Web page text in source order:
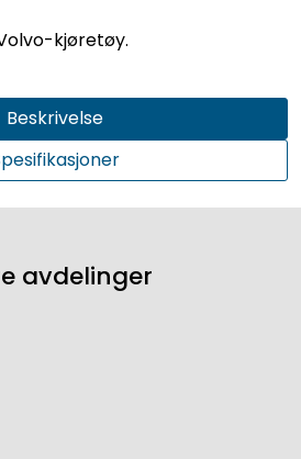
kjøretøy.
Beskrivelse
avdelinger